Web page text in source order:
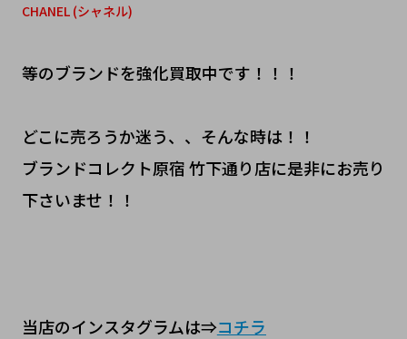
CHANEL (シャネル)
等のブランドを強化買取中です！！！
どこに売ろうか迷う、、そんな時は！！
ブランドコレクト原宿 竹下通り店に是非にお売り
下さいませ！！
当店のインスタグラムは⇒コチラ